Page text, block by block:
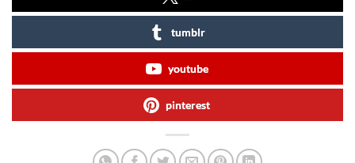
tumblr
youtube
pinterest